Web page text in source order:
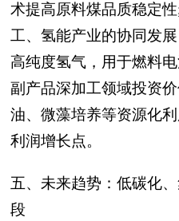
术提高原料煤品质稳定
工、氢能产业的协同发
高纯度氢气，用于燃料
副产品深加工领域投资
油、微藻培养等资源化
利润增长点。
五、未来趋势：低碳化
段